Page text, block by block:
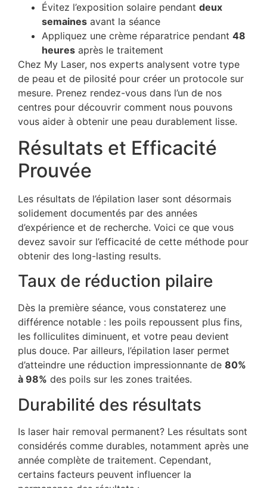
Évitez l’exposition solaire pendant deux
semaines avant la séance
Appliquez une crème réparatrice pendant 48
heures après le traitement
Chez My Laser, nos experts analysent votre type
de peau et de pilosité pour créer un protocole sur
mesure. Prenez rendez-vous dans l’un de nos
centres pour découvrir comment nous pouvons
vous aider à obtenir une peau durablement lisse.
Résultats et Efficacité
Prouvée
Les résultats de l’épilation laser sont désormais
solidement documentés par des années
d’expérience et de recherche. Voici ce que vous
devez savoir sur l’efficacité de cette méthode pour
obtenir des long-lasting results.
Taux de réduction pilaire
Dès la première séance, vous constaterez une
différence notable : les poils repoussent plus fins,
les folliculites diminuent, et votre peau devient
plus douce. Par ailleurs, l’épilation laser permet
d’atteindre une réduction impressionnante de 80%
à 98% des poils sur les zones traitées.
Durabilité des résultats
Is laser hair removal permanent? Les résultats sont
considérés comme durables, notamment après une
année complète de traitement. Cependant,
certains facteurs peuvent influencer la